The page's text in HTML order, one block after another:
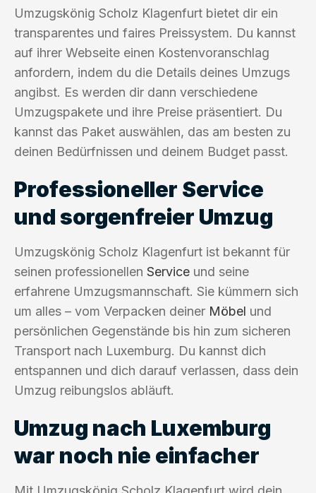
Umzugskönig Scholz Klagenfurt bietet dir ein
transparentes und faires Preissystem. Du kannst
auf ihrer Webseite einen Kostenvoranschlag
anfordern, indem du die Details deines Umzugs
angibst. Es werden dir dann verschiedene
Umzugspakete und ihre Preise präsentiert. Du
kannst das Paket auswählen, das am besten zu
deinen Bedürfnissen und deinem Budget passt.
Professioneller Service
und sorgenfreier Umzug
Umzugskönig Scholz Klagenfurt ist bekannt für
seinen professionellen Service und seine
erfahrene Umzugsmannschaft. Sie kümmern sich
um alles – vom Verpacken deiner Möbel und
persönlichen Gegenstände bis hin zum sicheren
Transport nach Luxemburg. Du kannst dich
entspannen und dich darauf verlassen, dass dein
Umzug reibungslos abläuft.
Umzug nach Luxemburg
war noch nie einfacher